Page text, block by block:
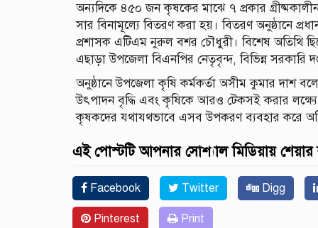
‎‎অন্যদিকে ৪৫০ জন কৃষকের মাঝে ৭ প্রকার
সার বিনামূল্যে বিতরণ করা হয়। ‎বিতরণ অনুষ্ঠানে
প্রশাসক এটিএম নুরুল বশর চৌধুরী। বিশেষ অতিথি
এছাড়া উপজেলা বিএনপির নেতৃবৃন্দ, বিভিন্ন সরকারি
‎‎অনুষ্ঠানে উপজেলা কৃষি কর্মকর্তা অসীম কুমার দাশ
উৎপাদন বৃদ্ধি এবং কৃষিকে আরও টেকসই করার
কৃষকদের যথাযথভাবে এসব উপকরণ ব্যবহার করে
এই পোস্টটি আপনার সোশ্যাল মিডিয়ায়
Facebook Twitter Digg
Pinterest Print